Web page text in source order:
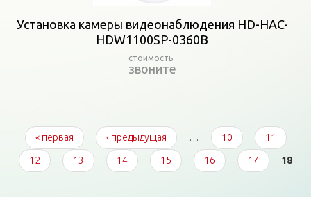
Установка камеры видеонаблюдения HD-HAC-
HDW1100SP-0360B
звоните
« первая ‹ предыдущая … 10 11
12 13 14 15 16 17 18